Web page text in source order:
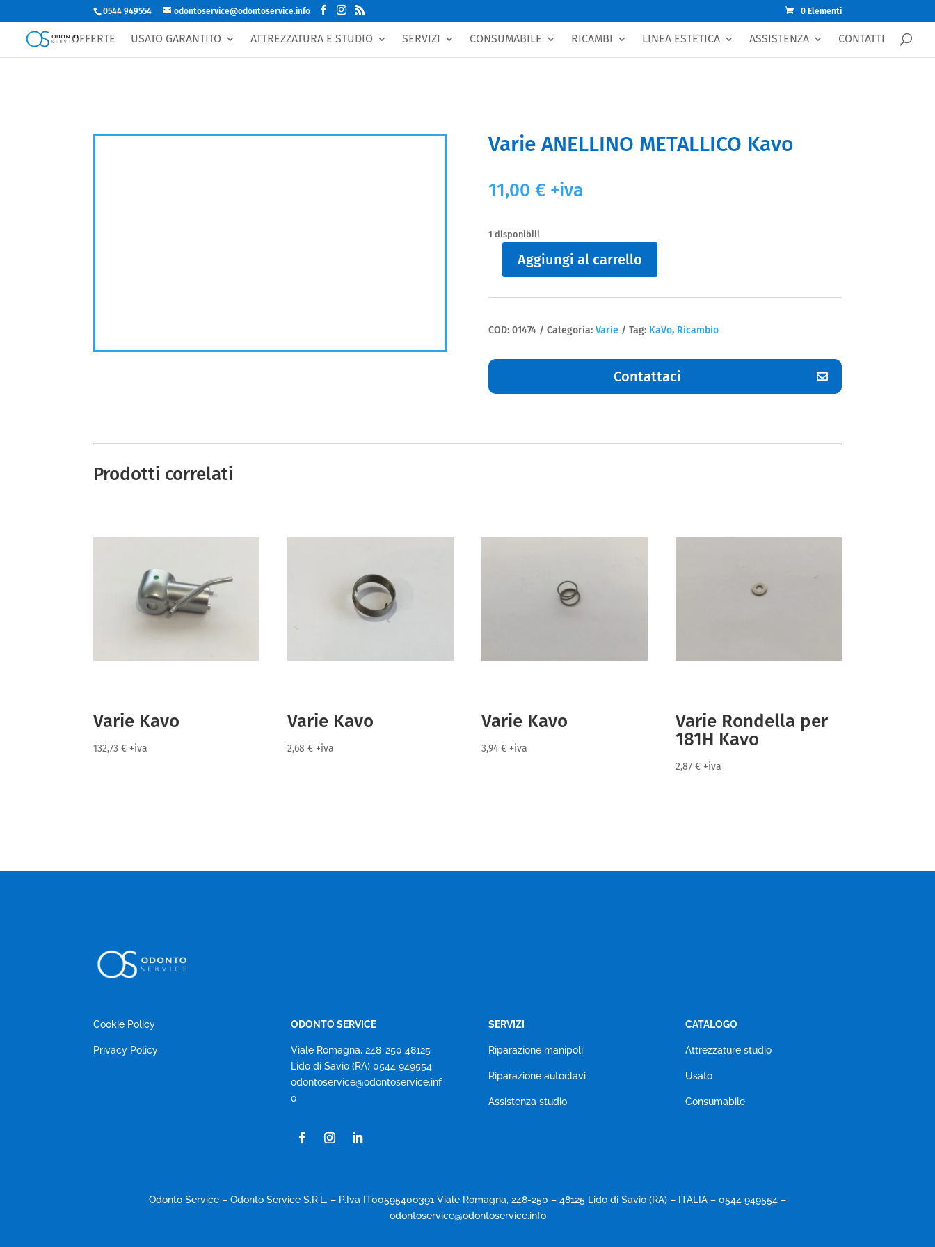
0544 949554 odontoservice@odontoservice.info 0 Elementi
OFFERTE USATO GARANTITO ATTREZZATURA E STUDIO SERVIZI CONSUMABILE RICAMBI LINEA ESTETICA ASSISTENZA CONTATTI
Varie ANELLINO METALLICO Kavo
11,00 € +iva
1 disponibili
METALLICO
quantità
Aggiungi al carrello
COD: 01474 Categoria: Varie Tag: KaVo, Ricambio
Contattaci
Prodotti correlati
Varie Kavo
132,73€ +iva
Varie Kavo
2,68€ +iva
Varie Kavo
3,94€ +iva
Varie Rondella per
181H Kavo
2,87€ +iva
Cookie Policy
Privacy Policy
ODONTO SERVICE
Viale Romagna, 248-250 48125
Lido di Savio (RA) 0544 949554
odontoservice@odontoservice.inf
o
SERVIZI
Riparazione manipoli
Riparazione autoclavi
Assistenza studio
CATALOGO
Attrezzature studio
Usato
Consumabile
Odonto Service – Odonto Service S.R.L. – P.Iva IT00595400391 Viale Romagna, 248-250 – 48125 Lido di Savio (RA) – ITALIA – 0544 949554 –
odontoservice@odontoservice.info